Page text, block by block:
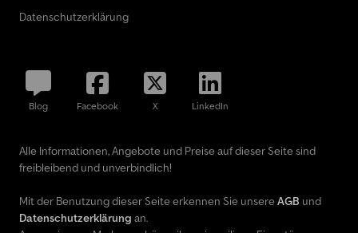
Datenschutzerklärung
Blog Facebook X LinkedIn
Alle Informationen, Angebote und Preise auf dieser Seite sind
freibleibend und unverbindlich!
Mit der Benutzung dieser Seite erkennen Sie unsere AGB und
Datenschutzerklärung an.